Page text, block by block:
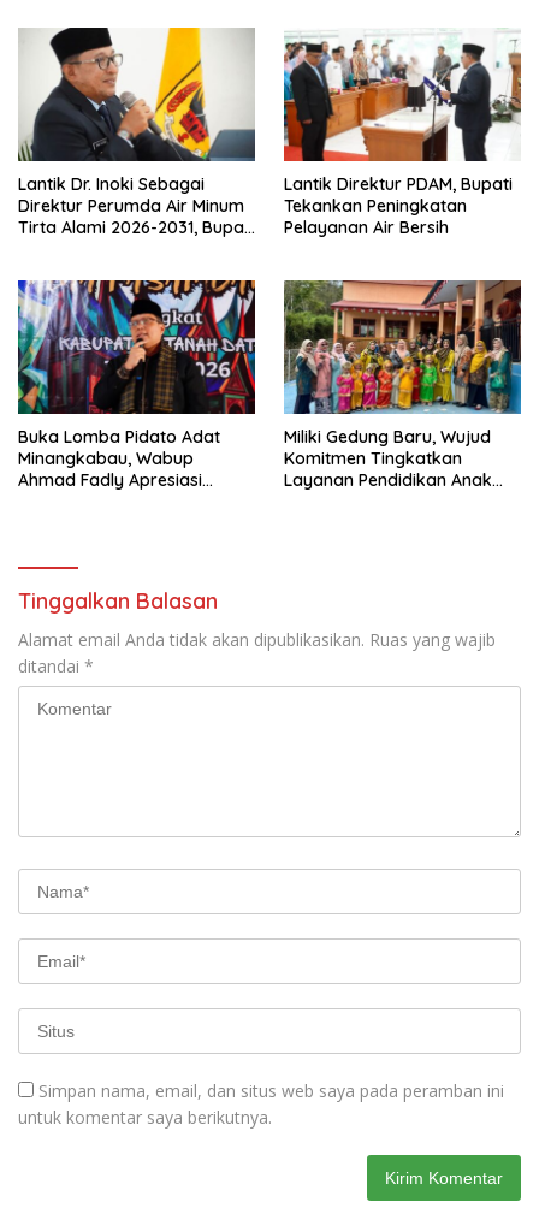
Lantik Dr. Inoki Sebagai
Direktur Perumda Air Minum
Tirta Alami 2026-2031, Bupati
Fakta Integritas Berdasarkan
Visi dan Misi
Lantik Direktur PDAM, Bupati
Tekankan Peningkatan
Pelayanan Air Bersih
Buka Lomba Pidato Adat
Minangkabau, Wabup
Ahmad Fadly Apresiasi
Miliki Gedung Baru, Wujud
Komitmen Tingkatkan
Layanan Pendidikan Anak
Tinggalkan Balasan
Alamat email Anda tidak akan dipublikasikan. Ruas yang wajib
ditandai *
Simpan nama, email, dan situs web saya pada peramban ini
untuk komentar saya berikutnya.